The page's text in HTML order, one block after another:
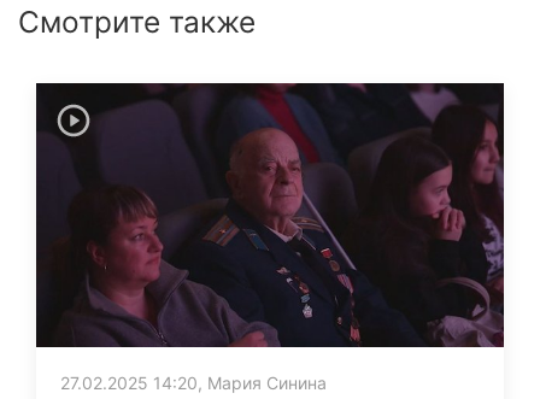
Смотрите также
27.02.2025 14:20, Мария Синина